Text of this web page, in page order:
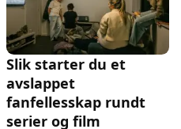
Slik starter du et
avslappet
fanfellesskap rundt
serier og film